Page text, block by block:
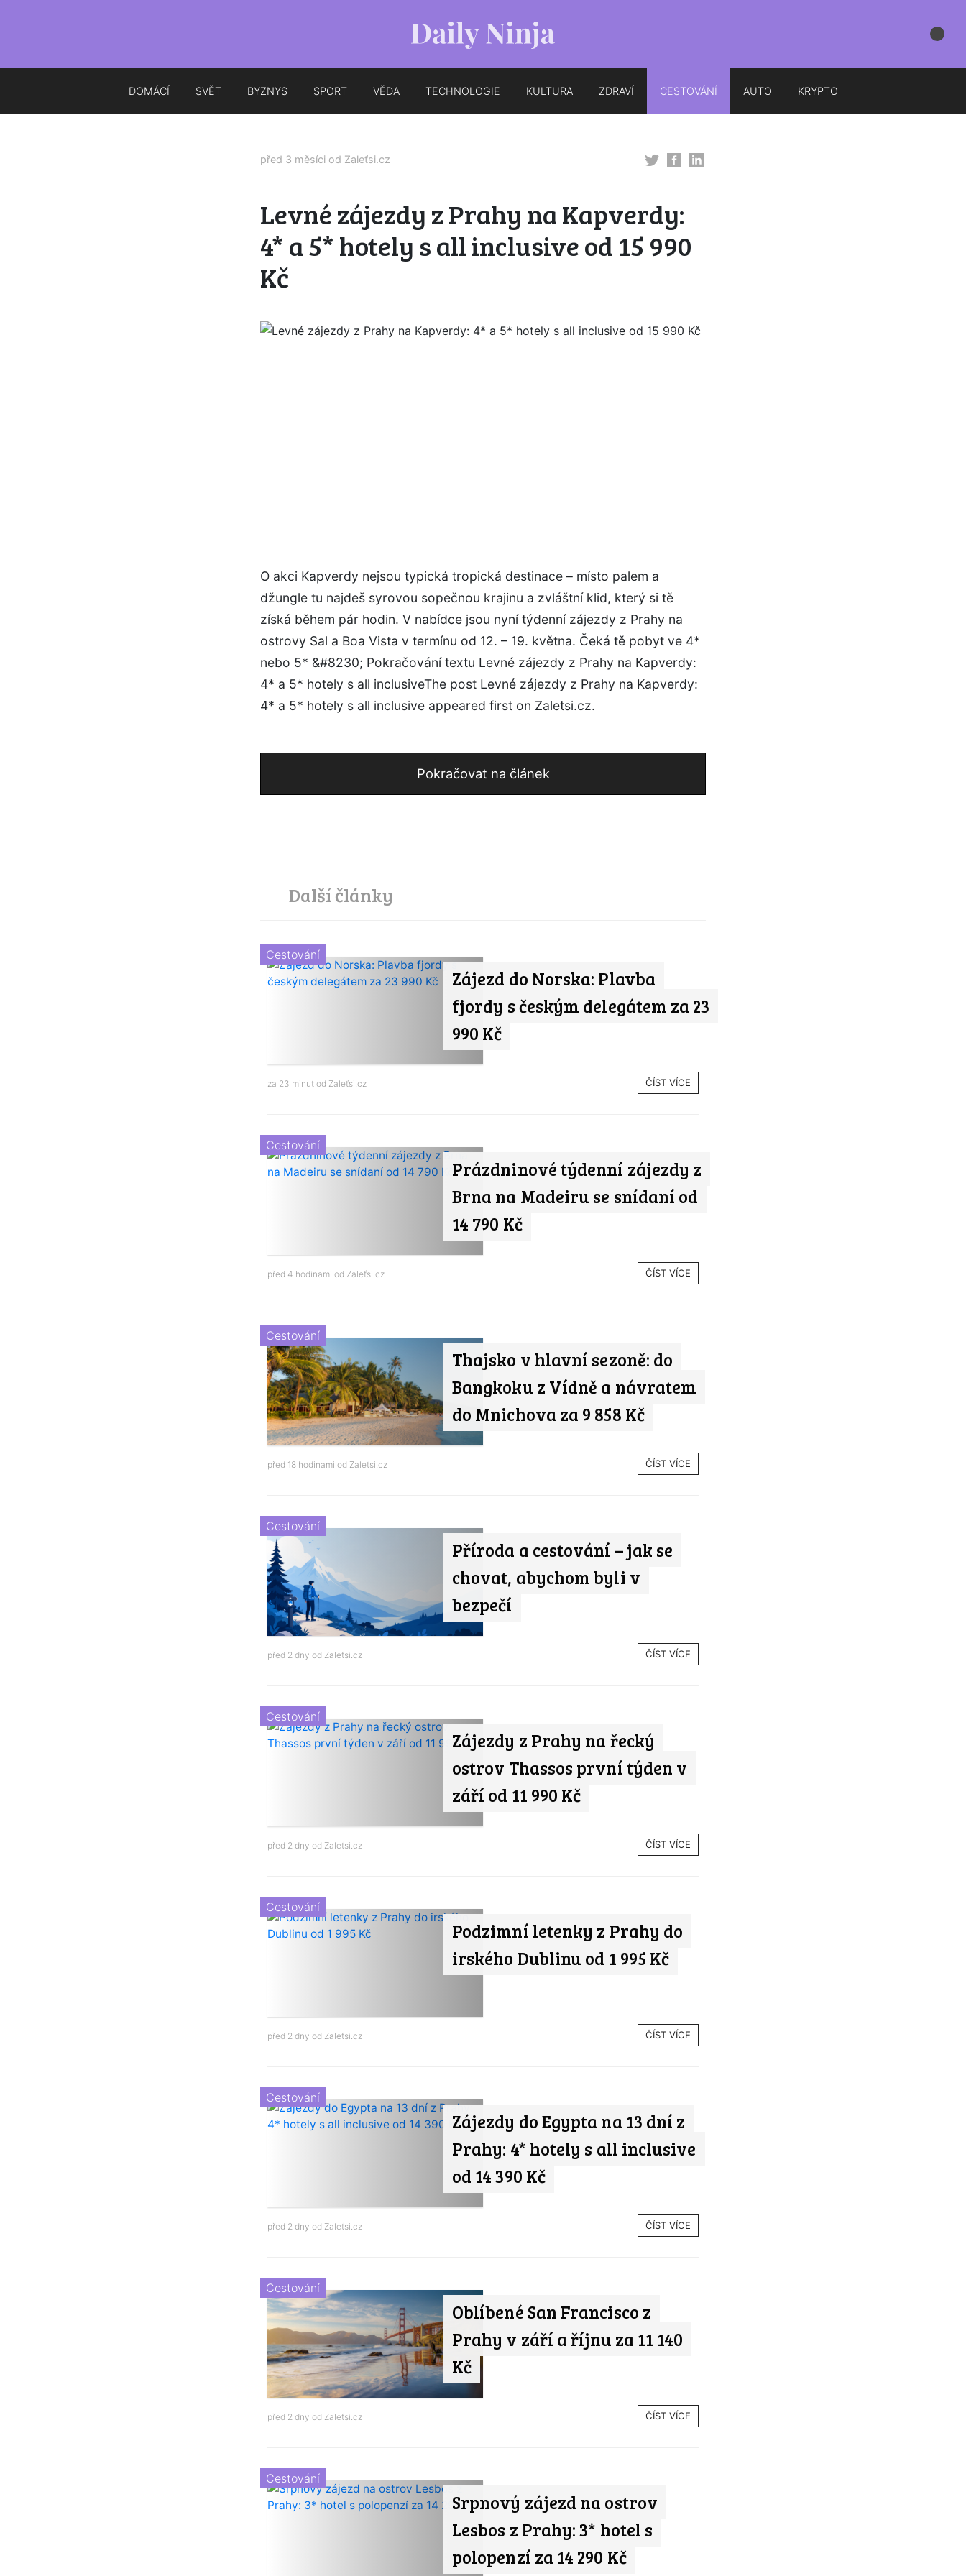
DOMÁCÍ SVĚT BYZNYS SPORT VĚDA TECHNOLOGIE KULTURA ZDRAVÍ CESTOVÁNÍ AUTO KRYPTO
před 3 měsíci od Zaleťsi.cz
Levné zájezdy z Prahy na Kapverdy:
4* a 5* hotely s all inclusive od 15 990
Kč
O akci Kapverdy nejsou typická tropická destinace – místo palem a
džungle tu najdeš syrovou sopečnou krajinu a zvláštní klid, který si tě
získá během pár hodin. V nabídce jsou nyní týdenní zájezdy z Prahy na
ostrovy Sal a Boa Vista v termínu od 12. – 19. května. Čeká tě pobyt ve 4*
nebo 5* &#8230; Pokračování textu Levné zájezdy z Prahy na Kapverdy:
4* a 5* hotely s all inclusiveThe post Levné zájezdy z Prahy na Kapverdy:
4* a 5* hotely s all inclusive appeared first on Zaletsi.cz.
Pokračovat na článek
Další články
Zájezd do Norska: Plavba
fjordy s českým delegátem za 23
990 Kč
Cestování
za 23 minut od Zaleťsi.cz ČÍST VÍCE
Prázdninové týdenní zájezdy z
Brna na Madeiru se snídaní od
14 790 Kč
Cestování
před 4 hodinami od Zaleťsi.cz ČÍST VÍCE
Thajsko v hlavní sezoně: do
Bangkoku z Vídně a návratem
do Mnichova za 9 858 Kč
Cestování
před 18 hodinami od Zaleťsi.cz ČÍST VÍCE
Příroda a cestování – jak se
chovat, abychom byli v
bezpečí
Cestování
před 2 dny od Zaleťsi.cz ČÍST VÍCE
Zájezdy z Prahy na řecký
ostrov Thassos první týden v
září od 11 990 Kč
Cestování
před 2 dny od Zaleťsi.cz ČÍST VÍCE
Podzimní letenky z Prahy do
irského Dublinu od 1 995 Kč
Cestování
před 2 dny od Zaleťsi.cz ČÍST VÍCE
Zájezdy do Egypta na 13 dní z
Prahy: 4* hotely s all inclusive
od 14 390 Kč
Cestování
před 2 dny od Zaleťsi.cz ČÍST VÍCE
Oblíbené San Francisco z
Prahy v září a říjnu za 11 140
Kč
Cestování
před 2 dny od Zaleťsi.cz ČÍST VÍCE
Srpnový zájezd na ostrov
Lesbos z Prahy: 3* hotel s
polopenzí za 14 290 Kč
Cestování